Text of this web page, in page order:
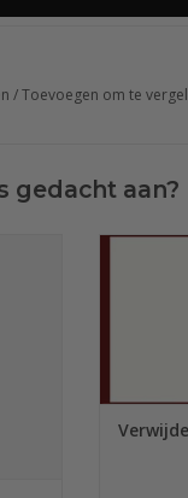
/Toevoegen om te
gedacht aan?